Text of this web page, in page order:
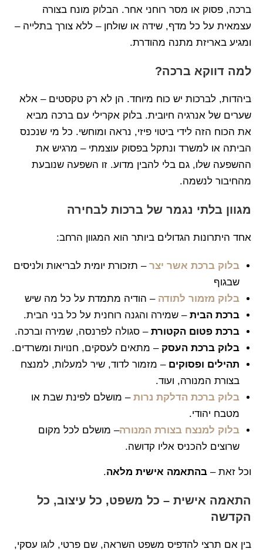
ברכה, פסוק או מסר רוחני אחר. הבלוק מונח בצורה
עצמאית על כל מדף, שידה או שולחן – ללא צורך בתלייה –
ומגיע באריזת מתנה מהודרת.
למה דווקא ברכה?
ביהדות, לברכות יש כוח מיוחד. הן לא רק טקסטים – אלא
שערים של אנרגיה חיובית. בלוק אקרילי עם ברכה מביא
את הכוח הזה לידי ביטוי פיזי, נראה ומוחשי. כל מי שנכנס
הביתה או למשרד ונתקל בפסוק עוצמתי – מרגיש את
ההשפעה שלו, גם בלי להבין מדוע. זו השפעה שנובעת
מהחיבור לנשמה.
מגוון בלתי נגמר של ברכות לבחירה
אחד היתרונות הגדולים ביותר הוא המגוון הרחב:
בלוק ברכת אשר יצר – תזכורת יומית לבריאות ולניסים
שבגוף
בלוק מזמור לתודה – הודיה מתמדת על כל מה שיש
ברכת הבית – שמירה והגנה רוחנית על כל בני הבית.
ברכת פטום הקטורת – סגולה לפרנסה, שמירה וברכה.
בלוק ברכת העסק – מתאים לעסקים, חנויות ומשרדים.
תהילים ופסוקים – מזמור לדוד, שיר למעלות, למנצח
בצורת המנורה, ועוד.
בלוק ברכת הדלקת נרות – מושלם לפינת שבת או
מטבח יהודי.
בלוק למנצח בצורת המנורה– מושלם לכל מקום
שרוצים להכניס אליו קדושה.
וכל זאת – בהתאמה אישית מלאה.
התאמה אישית – כל משפט, כל עיצוב, כל
הקדשה
בין אם תרצי להדפיס משפט השראה, שם פרטי, לוגו עסקי,